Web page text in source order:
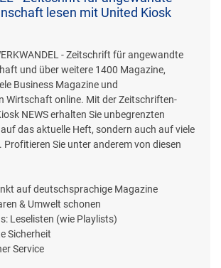
lesen mit United Kiosk
- Zeitschrift für angewandte
und über weitere 1400 Magazine,
Business Magazine und
Wirtschaft online. Mit der Zeitschriften-
NEWS erhalten Sie unbegrenzten
das aktuelle Heft, sondern auch auf viele
Sie unter anderem von diesen
auf deutschsprachige Magazine
& Umwelt schonen
Leselisten (wie Playlists)
Sicherheit
Service